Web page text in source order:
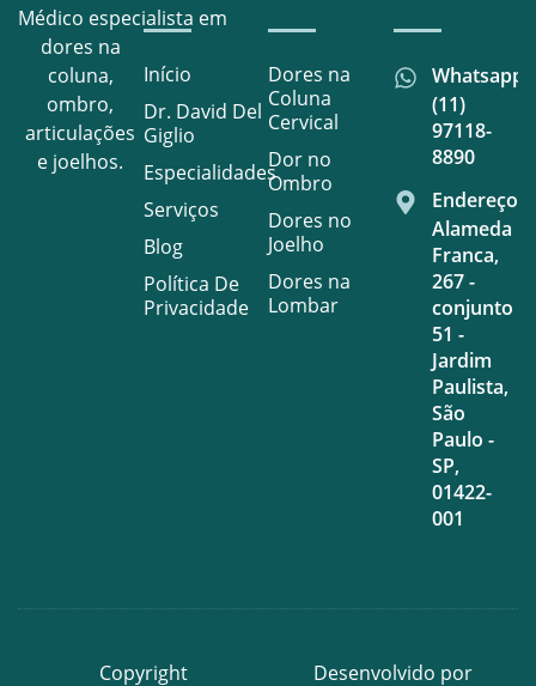
Médico especialista em
dores na
coluna,
ombro,
articulações
e joelhos.
Início
Dr. David Del
Giglio
Especialidades
Serviços
Blog
Política De
Privacidade
Dores na
Coluna
Cervical
Dor no
Ombro
Dores no
Joelho
Dores na
Lombar
Whatsapp
(11)
97118-
8890
Endereço
Alameda
Franca,
267 -
conjunto
51 -
Jardim
Paulista,
São
Paulo -
SP,
01422-
001
Copyright Desenvolvido por